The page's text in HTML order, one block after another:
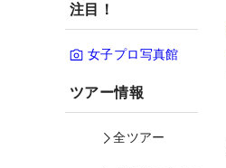
注目！
女子プロ写真館
ツアー情報
全ツアー